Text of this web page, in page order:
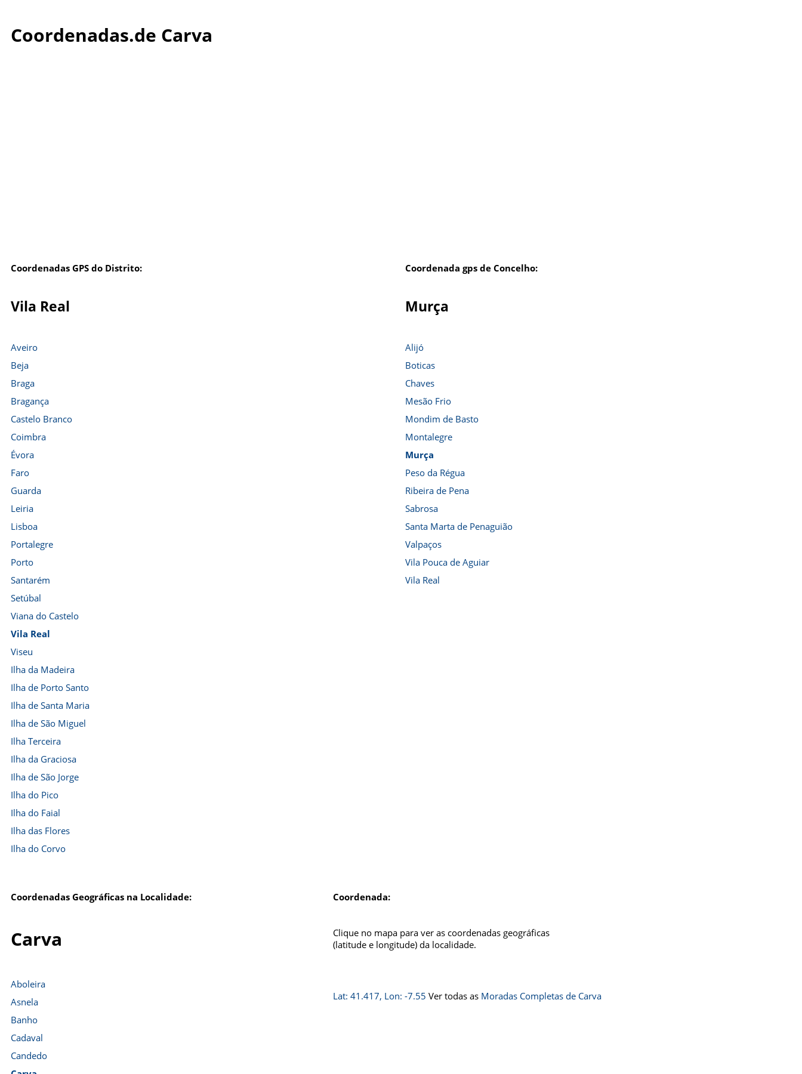
Coordenadas.de Carva
Coordenadas GPS do Distrito: Coordenada gps de Concelho:
Vila Real Murça
Aveiro
Beja
Braga
Bragança
Castelo Branco
Coimbra
Évora
Faro
Guarda
Leiria
Lisboa
Portalegre
Porto
Santarém
Setúbal
Viana do Castelo
Vila Real
Viseu
Ilha da Madeira
Ilha de Porto Santo
Ilha de Santa Maria
Ilha de São Miguel
Ilha Terceira
Ilha da Graciosa
Ilha de São Jorge
Ilha do Pico
Ilha do Faial
Ilha das Flores
Ilha do Corvo
Alijó
Boticas
Chaves
Mesão Frio
Mondim de Basto
Montalegre
Murça
Peso da Régua
Ribeira de Pena
Sabrosa
Santa Marta de Penaguião
Valpaços
Vila Pouca de Aguiar
Vila Real
Coordenadas Geográficas na Localidade: Coordenada:
Carva
Clique no mapa para ver as coordenadas geográficas
(latitude e longitude) da localidade.
Aboleira
Asnela
Banho
Cadaval
Candedo
Lat: 41.417, Lon: -7.55 Ver todas as Moradas Completas de Carva